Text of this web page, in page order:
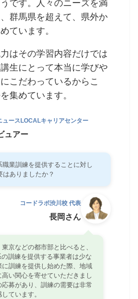
です。人々のニーズを満
群馬県を超えて、県外か
ています。
はその学習内容だけでは
生にとって本当に学びや
こだわっているからこ
集めています。
ュースLOCALキャリアセンター
ュアー
業訓練を提供することに対し
はありましたか？
コードラボ渋川校 代表
長岡さん
京などの都市部と比べると、
訓練を提供する事業者は少な
訓練を提供し始めた際、地域
い関心を寄せていただきまし
募があり、訓練の需要は非常
ています。